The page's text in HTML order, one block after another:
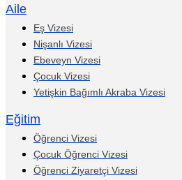
Aile
Eş Vizesi
Nişanlı Vizesi
Ebeveyn Vizesi
Çocuk Vizesi
Yetişkin Bağımlı Akraba Vizesi
Eğitim
Öğrenci Vizesi
Çocuk Öğrenci Vizesi
Öğrenci Ziyaretçi Vizesi